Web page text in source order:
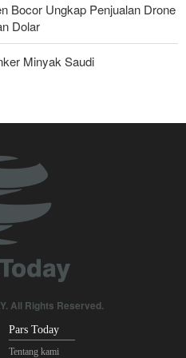
Bocor Ungkap Penjualan Drone
Dolar
Minyak Saudi
Diusir dari Kawasan dan Semua
Di Mana Jebel Ali dan
All Rights Reserved.
Pars Today
Tentang kami